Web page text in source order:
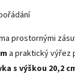
prostornými
a praktický výřez
s výškou 20,2